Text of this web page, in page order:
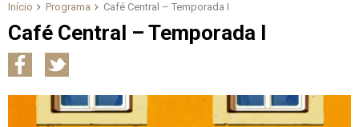
Início Programa Café Central – Temporada I
Café Central – Temporada I